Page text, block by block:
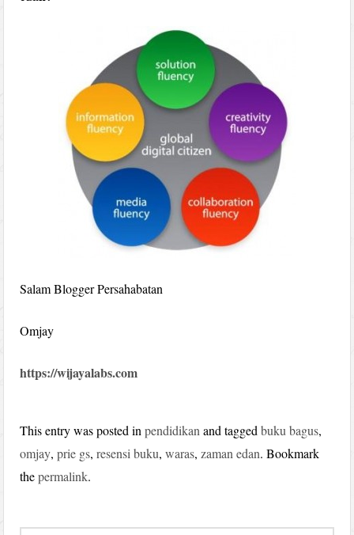
Salam Blogger Persahabatan
Omjay
https://wijayalabs.com
This entry was posted inpendidikan and taggedbuku bagus,
omjay,prie gs,resensi buku,waras,zaman edan. Bookmark
thepermalink.